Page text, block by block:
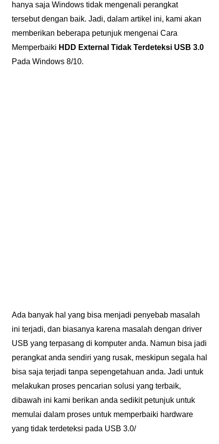
hanya saja Windows tidak mengenali perangkat
tersebut dengan baik. Jadi, dalam artikel ini, kami akan
memberikan beberapa petunjuk mengenai Cara
Memperbaiki HDD External Tidak Terdeteksi USB 3.0
Pada Windows 8/10.
Ada banyak hal yang bisa menjadi penyebab masalah
ini terjadi, dan biasanya karena masalah dengan driver
USB yang terpasang di komputer anda. Namun bisa jadi
perangkat anda sendiri yang rusak, meskipun segala hal
bisa saja terjadi tanpa sepengetahuan anda. Jadi untuk
melakukan proses pencarian solusi yang terbaik,
dibawah ini kami berikan anda sedikit petunjuk untuk
memulai dalam proses untuk memperbaiki hardware
yang tidak terdeteksi pada USB 3.0/